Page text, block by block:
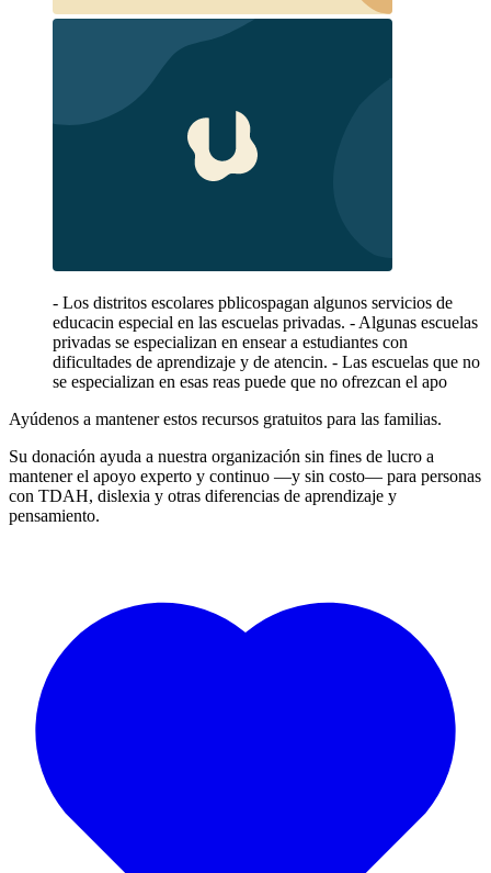
- Los distritos escolares pblicospagan algunos servicios de
educacin especial en las escuelas privadas. - Algunas escuelas
privadas se especializan en ensear a estudiantes con
dificultades de aprendizaje y de atencin. - Las escuelas que no
se especializan en esas reas puede que no ofrezcan el apo
Ayúdenos a mantener estos recursos gratuitos para las familias.
Su donación ayuda a nuestra organización sin fines de lucro a
mantener el apoyo experto y continuo —y sin costo— para personas
con TDAH, dislexia y otras diferencias de aprendizaje y
pensamiento.